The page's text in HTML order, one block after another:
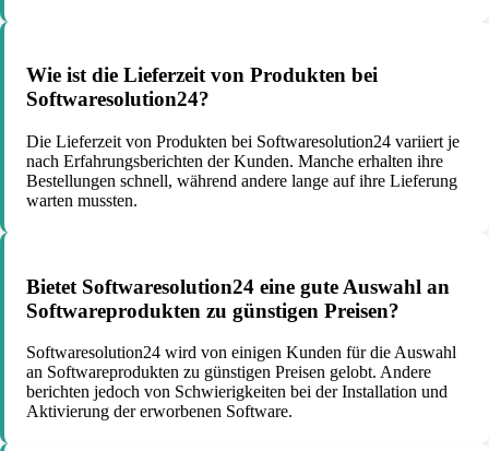
Wie ist die Lieferzeit von Produkten bei
Softwaresolution24?
Die Lieferzeit von Produkten bei Softwaresolution24 variiert je
nach Erfahrungsberichten der Kunden. Manche erhalten ihre
Bestellungen schnell, während andere lange auf ihre Lieferung
warten mussten.
Bietet Softwaresolution24 eine gute Auswahl an
Softwareprodukten zu günstigen Preisen?
Softwaresolution24 wird von einigen Kunden für die Auswahl
an Softwareprodukten zu günstigen Preisen gelobt. Andere
berichten jedoch von Schwierigkeiten bei der Installation und
Aktivierung der erworbenen Software.